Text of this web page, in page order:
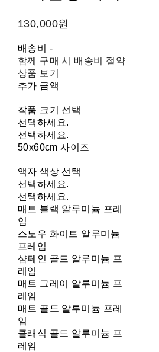
130,000원
배송비 -
함께 구매 시 배송비 절약
상품 보기
추가 금액
작품 크기 선택
선택하세요.
선택하세요.
50x60cm 사이즈
액자 색상 선택
선택하세요.
선택하세요.
매트 블랙 알루미늄 프레
임
스노우 화이트 알루미늄
프레임
샴페인 골드 알루미늄 프
레임
매트 그레이 알루미늄 프
레임
매트 골드 알루미늄 프레
임
클래식 골드 알루미늄 프
레임